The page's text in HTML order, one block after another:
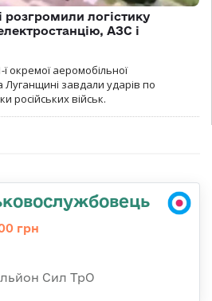
логістику
АЗС і
окремої аеромобільної
завдали ударів по
російських військ.
грн
Сил ТрО